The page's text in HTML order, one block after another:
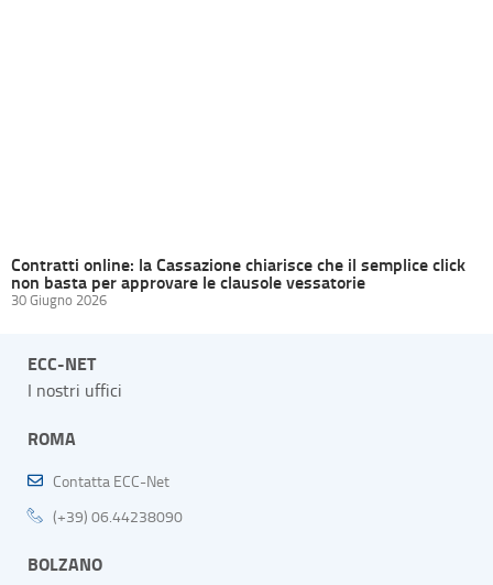
Contratti online: la Cassazione chiarisce che il semplice click
non basta per approvare le clausole vessatorie
30 Giugno 2026
ECC-NET
I nostri uffici
ROMA
Contatta ECC-Net
(+39) 06.44238090
BOLZANO